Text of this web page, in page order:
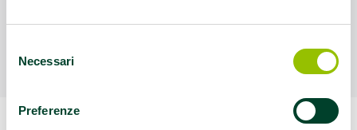
delNecessari
Preferenze
territorialmente competente